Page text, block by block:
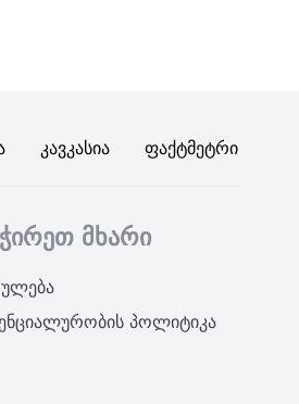
Კავკასია Ფაქტმეტრი
მხარი
პოლიტიკა